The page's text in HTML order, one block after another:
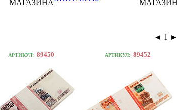
◄ 1 ►
АРТИКУЛ: 89450 АРТИКУЛ: 89452